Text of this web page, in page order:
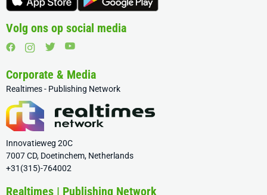
Volg ons op social media
Corporate & Media
Realtimes - Publishing Network
Innovatieweg 20C
7007 CD, Doetinchem, Netherlands
+31(315)-764002
Realtimes | Publishing Network